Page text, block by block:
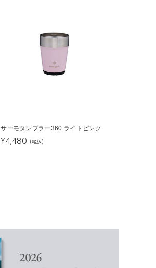
サーモタンブラー360 ライトピンク
¥4,480 (税込)